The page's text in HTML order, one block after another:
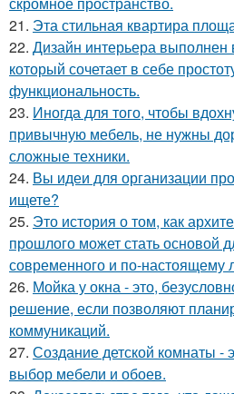
21. Эта стильная квартира
22. Дизайн интерьера выполнен
который сочетает в себе
функциональность.
23. Иногда для того, чтобы
привычную мебель, не нужны
сложные техники.
24. Вы идеи для организации
ищете?
25. Это история о том, как
прошлого может стать основой
современного и по-настоящему
26. Мойка у окна - это,
решение, если позволяют
коммуникаций.
27. Создание детской комнаты -
выбор мебели и обоев.